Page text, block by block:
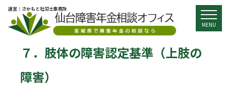
MENU
運営：さかもと社労士事務所
７．肢体の障害認定基準（上肢の
障害）